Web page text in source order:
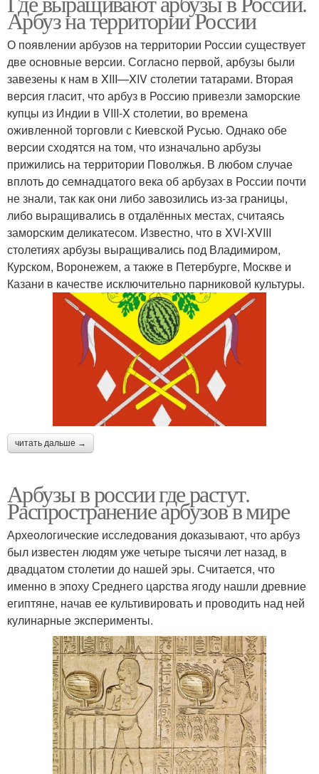
Арбуз на территории России
О появлении арбузов на территории России существует
две основные версии. Согласно первой, арбузы были
завезены к нам в XIII—XIV столетии татарами. Вторая
версия гласит, что арбуз в Россию привезли заморские
купцы из Индии в VIII-X столетии, во времена
оживленной торговли с Киевской Русью. Однако обе
версии сходятся на том, что изначально арбузы
прижились на территории Поволжья. В любом случае
вплоть до семнадцатого века об арбузах в России почти
не знали, так как они либо завозились из-за границы,
либо выращивались в отдалённых местах, считаясь
заморским деликатесом. Известно, что в XVI-XVIII
столетиях арбузы выращивались под Владимиром,
Курском, Воронежем, а также в Петербурге, Москве и
Казани в качестве исключительно парниковой культуры.
читать дальше →
Арбузы в россии где растут.
Распространение арбузов в мире
Археологические исследования доказывают, что арбуз
был известен людям уже четыре тысячи лет назад, в
двадцатом столетии до нашей эры. Считается, что
именно в эпоху Среднего царства ягоду нашли древние
египтяне, начав ее культивировать и проводить над ней
кулинарные эксперименты.